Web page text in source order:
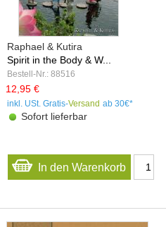
Raphael & Kutira
Spirit in the Body & W...
Bestell-Nr.: 88516
12,95 €
inkl. USt. Gratis-Versand ab 30€*
Sofort lieferbar
In den Warenkorb